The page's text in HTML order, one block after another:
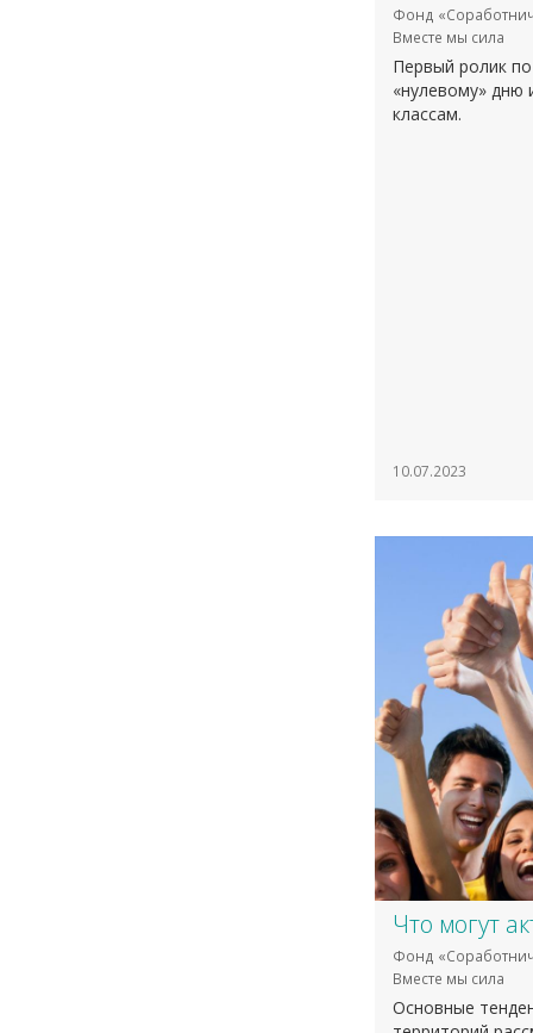
Фонд
Вместе мы сила
Первый ролик
«нулевому» дню
классам.
10.07.2023
​Что могут
Фонд
Вместе мы сила
Основные